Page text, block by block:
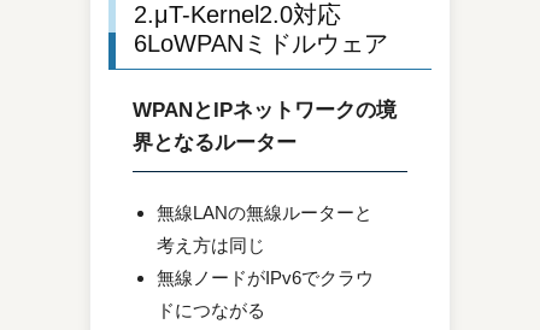
2.μT-Kernel2.0対応
6LoWPANミドルウェア
WPANとIPネットワークの境
界となるルーター
無線LANの無線ルーターと
考え方は同じ
無線ノードがIPv6でクラウ
ドにつながる